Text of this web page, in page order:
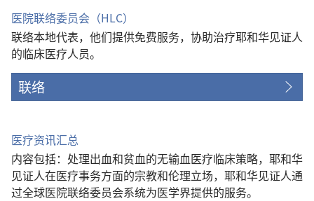
医院联络委员会（HLC）
联络本地代表，他们提供免费服务，协助治疗耶和华见证人
的临床医疗人员。
联络
医疗资讯汇总
内容包括：处理出血和贫血的无输血医疗临床策略，耶和华
见证人在医疗事务方面的宗教和伦理立场，耶和华见证人通
过全球医院联络委员会系统为医学界提供的服务。